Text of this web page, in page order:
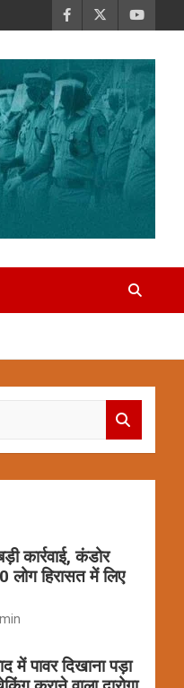
कार्रवाई, कंडोर
हिरासत में लिए
में पावर दिखाना पड़ा